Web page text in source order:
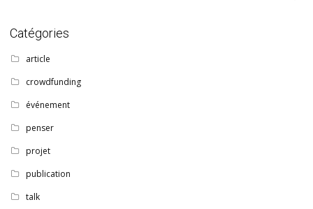
Catégories
article
crowdfunding
événement
penser
projet
publication
talk